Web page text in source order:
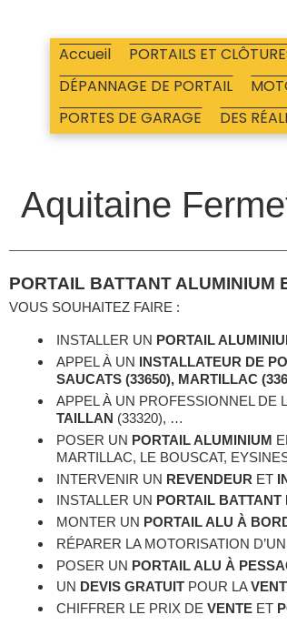
Accueil PORTAILS ET
DÉPANNAGE DE PORTAIL
PORTES DE GARAGE
DES
Aquitaine
PORTAIL BATTANT ALUMINIUM
VOUS SOUHAITEZ FAIRE :
INSTALLER UN PORTAIL
APPEL À UN INSTALLATEUR DE
SAUCATS (33650), MARTILLAC
APPEL À UN PROFESSIONNEL DE
TAILLAN (33320), …
POSER UN PORTAIL ALUMINIUM
MARTILLAC, LE BOUSCAT,
INTERVENIR UN REVENDEUR ET
INSTALLER UN PORTAIL
MONTER UN PORTAIL ALU À
RÉPARER LA MOTORISATION D’UN
POSER UN PORTAIL ALU À
UN DEVIS GRATUIT POUR LA
CHIFFRER LE PRIX DE VENTE ET